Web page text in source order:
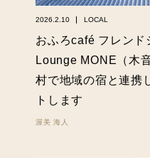
2026.2.10 LOCAL
おふろcafé フレンド
Lounge MONE（木
村で地域の宿と連携
トします
渥美 海人